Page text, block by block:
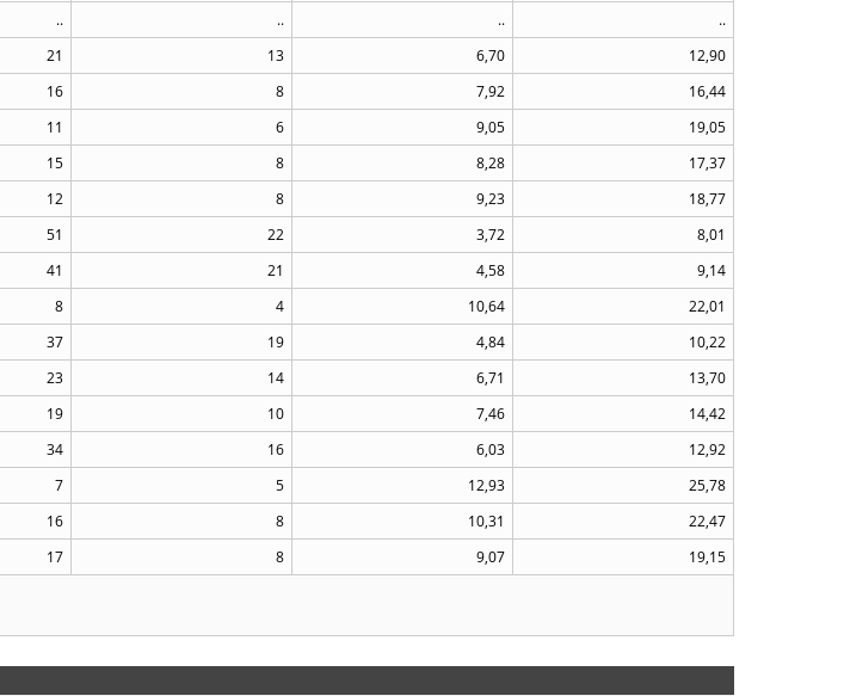
.. .. ..
..
21 13 6,70
12,90
16 8 7,92
16,44
11 6 9,05
19,05
15 8 8,28
17,37
12 8 9,23
18,77
51 22 3,72
8,01
41 21 4,58
9,14
8 4 10,64
22,01
37 19 4,84
10,22
23 14 6,71
13,70
19 10 7,46
14,42
34 16 6,03
12,92
7 5 12,93
25,78
16 8 10,31
22,47
17 8 9,07
19,15